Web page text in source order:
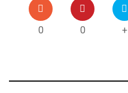
+
0
0